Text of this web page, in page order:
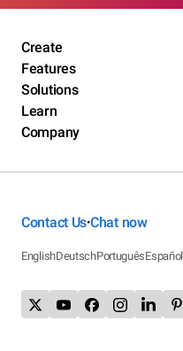
Create
Features
Solutions
Learn
Company
Contact Us•Chat now
EnglishDeutschPortuguêsEspañol